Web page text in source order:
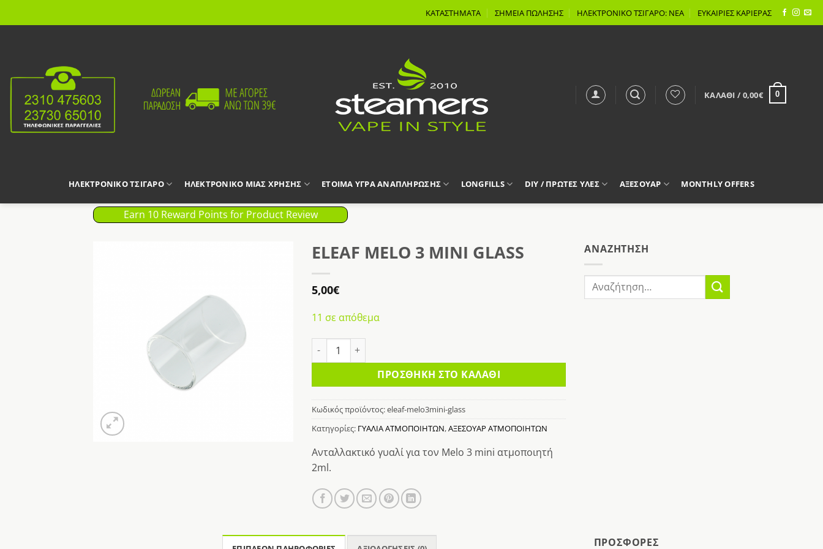
στο
ΚΑΤΑΣΤΗΜΑΤΑ ΣΗΜΕΙΑ ΠΩΛΗΣΗΣ ΗΛΕΚΤΡΟΝΙΚΟ ΤΣΙΓΑΡΟ: ΝΕΑ ΕΥΚΑΙΡΙΕΣ ΚΑΡΙΕΡΑΣ
ΚΑΛΆΘΙ / 0,00€ 0
ΗΛΕΚΤΡΟΝΙΚΟ ΤΣΙΓΑΡΟ ΗΛΕΚΤΡΟΝΙΚΟ ΜΙΑΣ ΧΡΗΣΗΣ ΕΤΟΙΜΑ ΥΓΡΑ ΑΝΑΠΛΗΡΩΣΗΣ LONGFILLS DIY / ΠΡΩΤΕΣ ΥΛΕΣ ΑΞΕΣΟΥΑΡ MONTHLY OFFERS
Earn 10 Reward Points for Product Review
ELEAF MELO 3 MINI GLASS
5,00€
11 σε απόθεμα
ΠΡΟΣΘΉΚΗ ΣΤΟ ΚΑΛΆΘΙ
Κωδικός προϊόντος:eleaf-melo3mini-glass
Κατηγορίες: ΓΥΑΛΙΑ ΑΤΜΟΠΟΙΗΤΩΝ,ΑΞΕΣΟΥΑΡ ΑΤΜΟΠΟΙΗΤΩΝ
Ανταλλακτικό γυαλί για τον Melo 3 mini ατμοποιητή
2ml.
AΝΑΖΉΤΗΣΗ
Αναζήτηση
για:
ΠΡΟΣΦΟΡΕΣ